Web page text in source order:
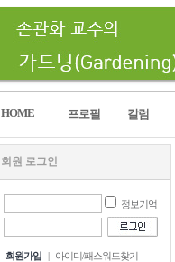
HOME 프로필 칼럼
회원 로그인
정보기억
회원가입 | 아이디/패스워드찾기